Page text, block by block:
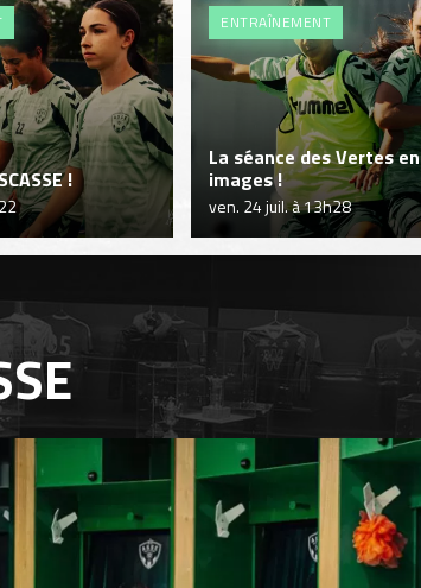
!
ENTRAÎNEMENT
La séance des Vertes en
images !
ven. 24 juil. à 13h28